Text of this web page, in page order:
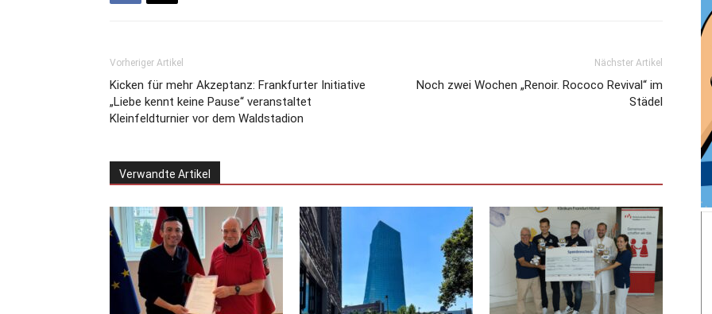
Vorheriger Artikel
Kicken für mehr Akzeptanz: Frankfurter Initiative
„Liebe kennt keine Pause“ veranstaltet
Kleinfeldturnier vor dem Waldstadion
Nächster Artikel
Noch zwei Wochen „Renoir. Rococo Revival“ im
Städel
Verwandte Artikel